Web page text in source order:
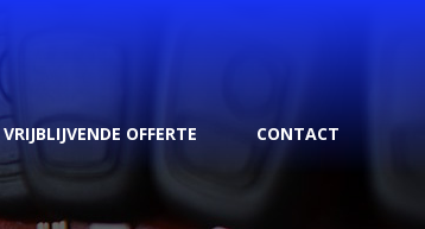
VRIJBLIJVENDE OFFERTE CONTACT